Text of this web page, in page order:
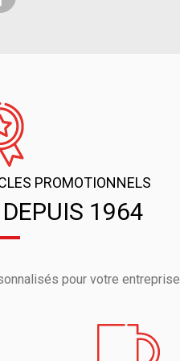
PROMOTIONNELS
1964
pour votre